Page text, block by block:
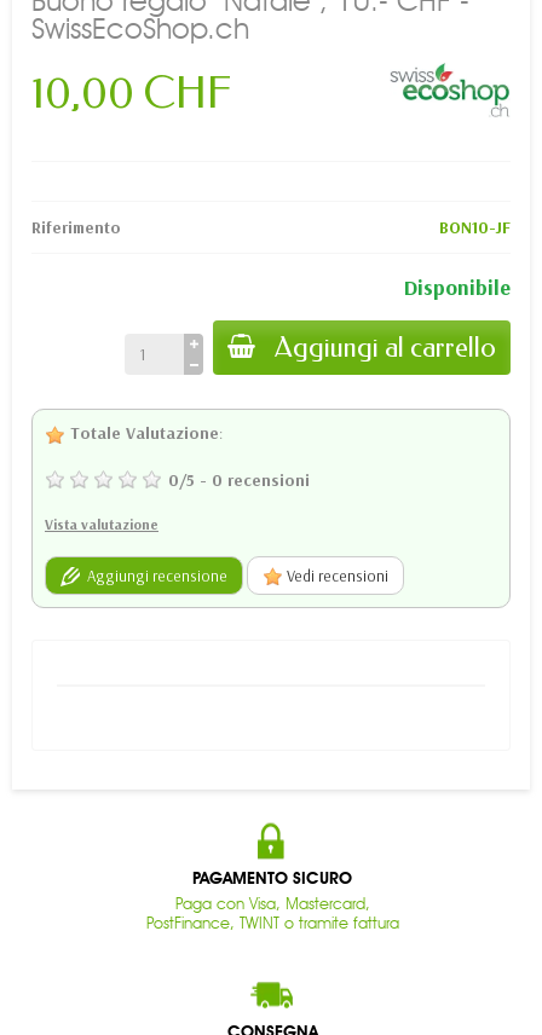
SwissEcoShop.ch
10,00 CHF
Riferimento BON10-JF
Disponibile
Aggiungi al carrello
Totale Valutazione:
0/5 - 0 recensioni
Vista valutazione
Aggiungi recensione Vedi recensioni
PAGAMENTO SICURO
Paga con Visa, Mastercard,
PostFinance, TWINT o tramite fattura